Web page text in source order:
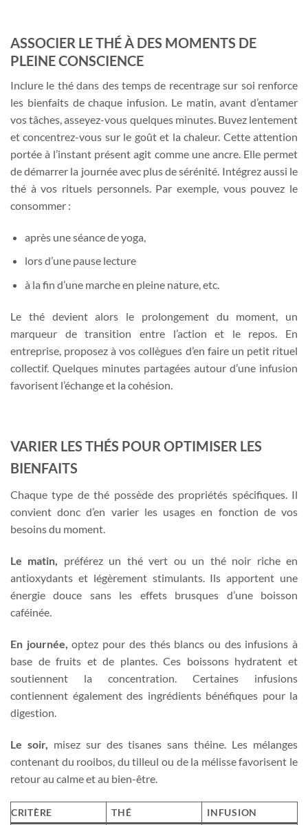
ASSOCIER LE THÉ À DES MOMENTS DE
PLEINE CONSCIENCE
Inclure le thé dans des temps de recentrage sur soi renforce
les bienfaits de chaque infusion. Le matin, avant d’entamer
vos tâches, asseyez-vous quelques minutes. Buvez lentement
et concentrez-vous sur le goût et la chaleur. Cette attention
portée à l’instant présent agit comme une ancre. Elle permet
de démarrer la journée avec plus de sérénité. Intégrez aussi le
thé à vos rituels personnels. Par exemple, vous pouvez le
consommer :
après une séance de yoga,
lors d’une pause lecture
à la fin d’une marche en pleine nature, etc.
Le thé devient alors le prolongement du moment, un
marqueur de transition entre l’action et le repos. En
entreprise, proposez à vos collègues d’en faire un petit rituel
collectif. Quelques minutes partagées autour d’une infusion
favorisent l’échange et la cohésion.
VARIER LES THÉS POUR OPTIMISER LES
BIENFAITS
Chaque type de thé possède des propriétés spécifiques. Il
convient donc d’en varier les usages en fonction de vos
besoins du moment.
Le matin, préférez un thé vert ou un thé noir riche en
antioxydants et légèrement stimulants. Ils apportent une
énergie douce sans les effets brusques d’une boisson
caféinée.
En journée,optez pour des thés blancs ou des infusions à
base de fruits et de plantes. Ces boissons hydratent et
soutiennent la concentration. Certaines infusions
contiennent également des ingrédients bénéfiques pour la
digestion.
Le soir, misez sur des tisanes sans théine. Les mélanges
contenant du rooibos, du tilleul ou de la mélisse favorisent le
retour au calme et au bien-être.
CRITÈRE THÉ INFUSION